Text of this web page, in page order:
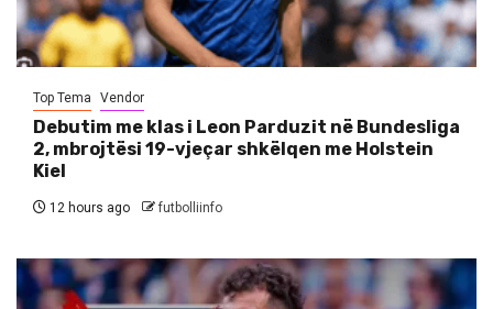
Top Tema Vendor
Debutim me klas i Leon Parduzit në Bundesliga
2, mbrojtësi 19-vjeçar shkëlqen me Holstein
Kiel
12 hours ago futbolliinfo